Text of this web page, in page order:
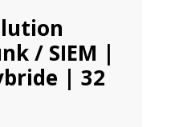
/ SIEM |
| 32